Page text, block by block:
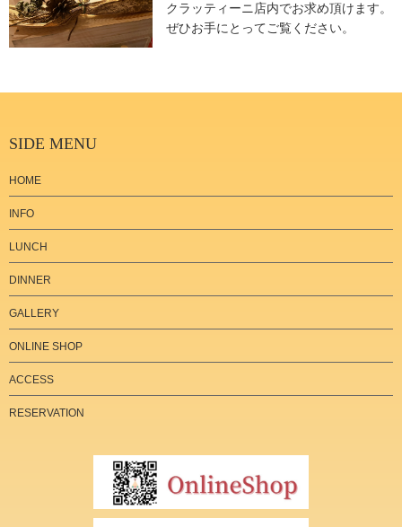
クラッティーニ店内でお求め頂けます。
ぜひお手にとってご覧ください。
SIDE MENU
HOME
INFO
LUNCH
DINNER
GALLERY
ONLINE SHOP
ACCESS
RESERVATION